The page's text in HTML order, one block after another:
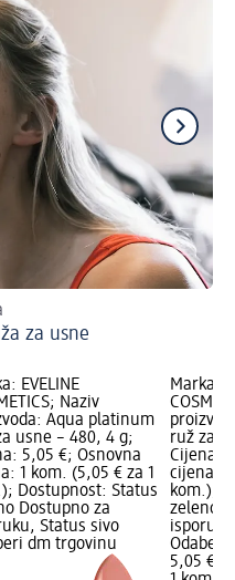
za usne
EVELINE
Naziv
Aqua platinum
usne – 480, 4 g;
5,05 €; Osnovna
1 kom. (5,05 € za 1
Dostupnost: Status
Dostupno za
Status sivo
dm trgovinu
Marka:
ruž za
Cijena:
cijena: 1
kom.);
zeleno
Odaberi
5,05 €